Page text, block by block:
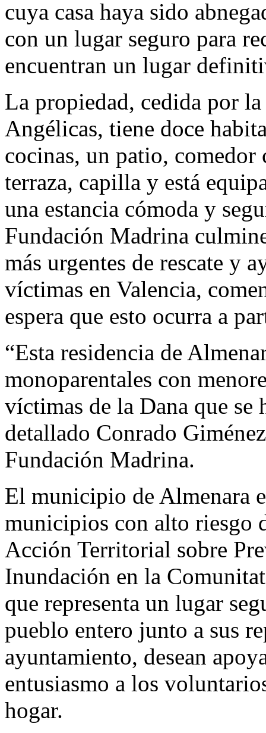
cuya casa haya sido
con un lugar seguro para
encuentran un lugar
La propiedad, cedida por
Angélicas, tiene doce
cocinas, un patio,
terraza, capilla y está
una estancia cómoda y
Fundación Madrina
más urgentes de rescate y
víctimas en Valencia,
espera que esto ocurra a
“Esta residencia de
monoparentales con
víctimas de la Dana que se
detallado Conrado
Fundación Madrina.
El municipio de Almenara
municipios con alto riesgo
Acción Territorial sobre
Inundación en la
que representa un lugar
pueblo entero junto a sus
ayuntamiento, desean
entusiasmo a los
hogar.